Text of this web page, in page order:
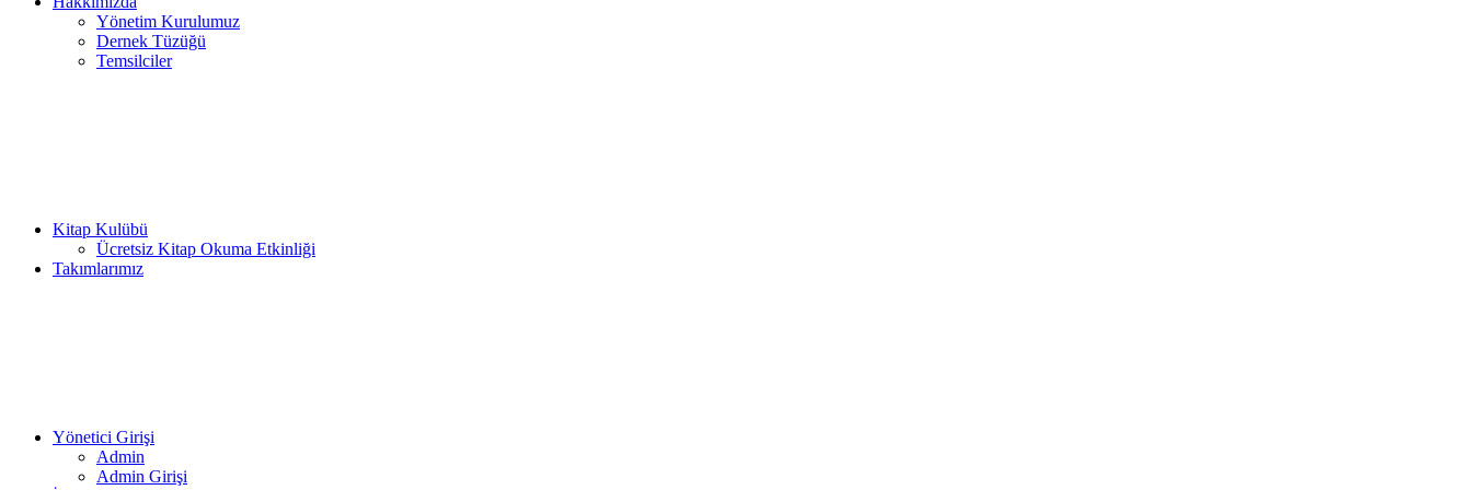
Yönetim Kurulumuz
Dernek Tüzüğü
Temsilciler
Kitap Kulübü
Ücretsiz Kitap Okuma Etkinliği
Takımlarımız
Yönetici Girişi
Admin
Admin Girişi